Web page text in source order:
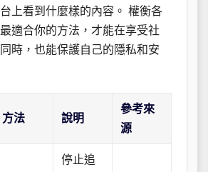
上看到什麼樣的內容。 權衡各
適合你的方法，才能在享受社
時，也能保護自己的隱私和安
方法 說明
參考來
源
停止追